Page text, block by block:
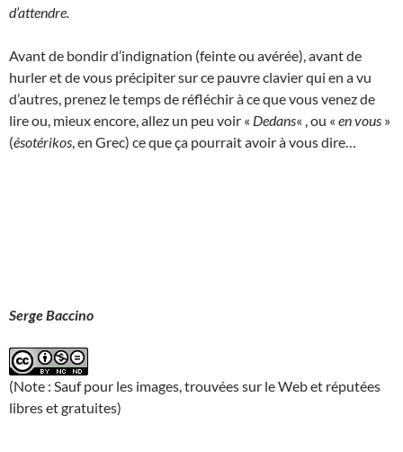
d’attendre.
Avant de bondir d’indignation (feinte ou avérée), avant de
hurler et de vous précipiter sur ce pauvre clavier qui en a vu
d’autres, prenez le temps de réfléchir à ce que vous venez de
lire ou, mieux encore, allez un peu voir « Dedans« , ou « en vous »
(ésotérikos , en Grec) ce que ça pourrait avoir à vous dire…
Serge Baccino
(Note : Sauf pour les images, trouvées sur le Web et réputées
libres et gratuites)